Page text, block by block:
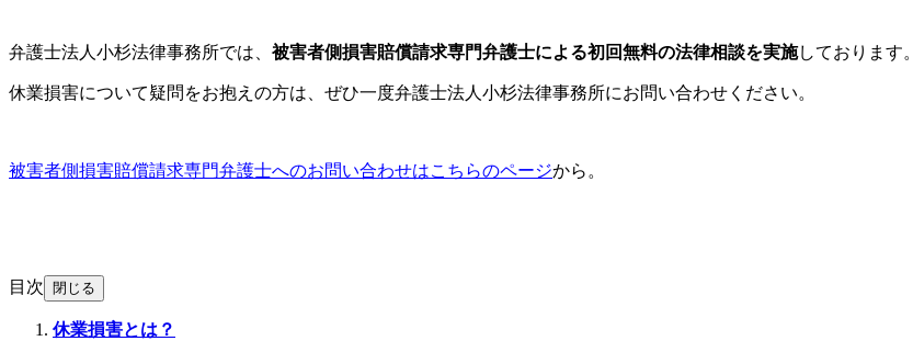
弁護士法人小杉法律事務所では、 被害者側損害賠償請求専門弁護士による初回無料の法律相談を実施しております。
休業損害について疑問をお抱えの方は、ぜひ一度弁護士法人小杉法律事務所にお問い合わせください。
被害者側損害賠償請求専門弁護士へのお問い合わせはこちらのページから。
目次 閉じる
休業損害とは？